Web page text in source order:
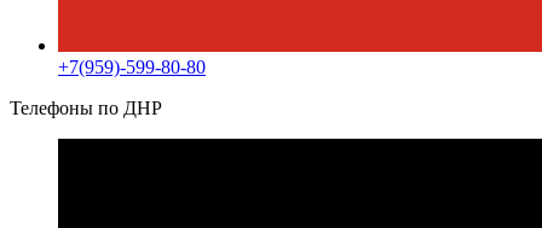
+7(959)-599-80-80
Телефоны по ДНР